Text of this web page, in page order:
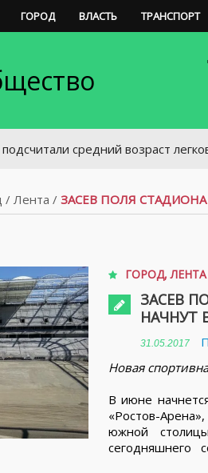
ГОРОД ВЛАСТЬ ТРАНСПОРТ
средний возраст легковых
/ Лента / ЗАСЕВ ПОЛЯ
ГОРОД,ЛЕНТА
ЗАСЕВ
НАЧНУТ
31.05.2017
Новая
В июне
«Ростов-
южной
сегодняшнего